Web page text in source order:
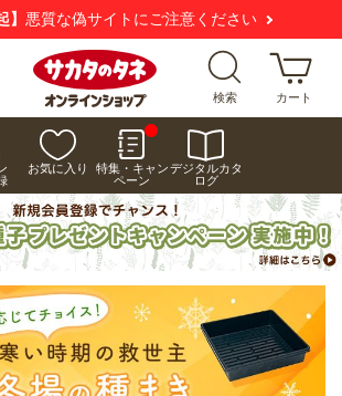
録でお得にお買い物 いただけます！
検索 カート
お気に入り
特集・キャン
ペーン
デジタルカタ
ログ
ーン一覧 > 寒い時期の救世主 冬場の種まきお